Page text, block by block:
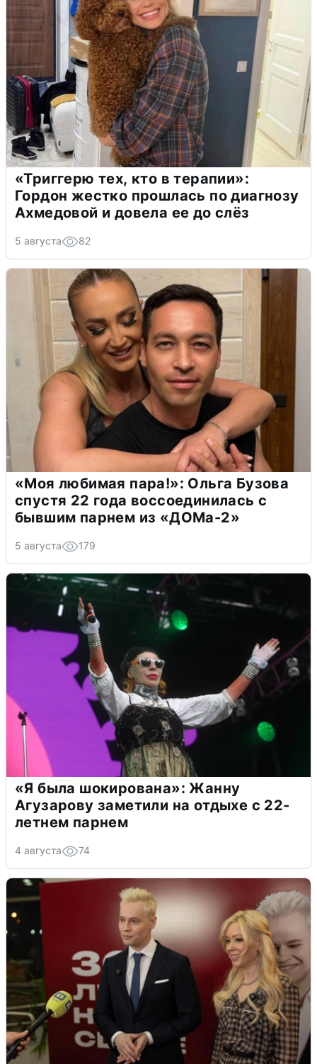
«Триггерю тех, кто в терапии»:
Гордон жестко прошлась по диагнозу
Ахмедовой и довела ее до слёз
5 августа 82
«Моя любимая пара!»: Ольга Бузова
спустя 22 года воссоединилась с
бывшим парнем из «ДОМа-2»
5 августа 179
«Я была шокирована»: Жанну
Агузарову заметили на отдыхе с 22-
летнем парнем
4 августа 74